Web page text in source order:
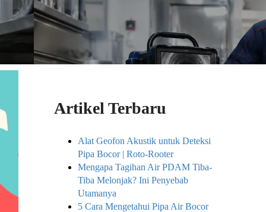
Artikel Terbaru
Alat Geofon Akustik untuk Deteksi
Pipa Bocor | Roto-Rooter
Mengapa Tagihan Air PDAM Tiba-
Tiba Melonjak? Ini Penyebab
Utamanya
5 Cara Mengetahui Pipa Air Bocor